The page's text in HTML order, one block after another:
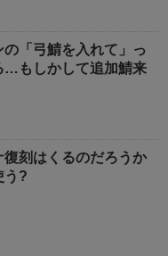
の「弓鯖を入れて」っ
…もしかして追加鯖来
復刻はくるのだろうか
う?